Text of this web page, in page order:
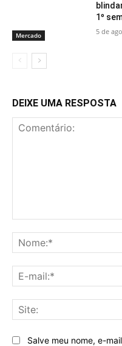
Mercado
1º
5 de
DEIXE UMA RESPOSTA
Salve meu nome, e-